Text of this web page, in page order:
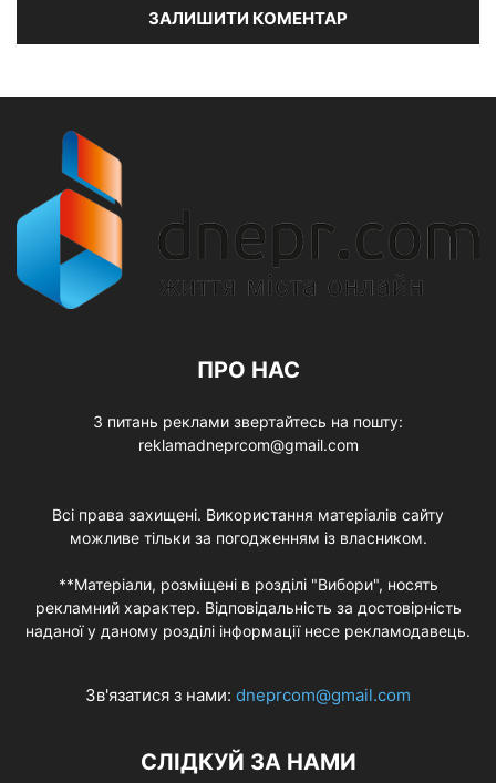
ПРО НАС
З питань реклами звертайтесь на пошту:
reklamadneprcom@gmail.com
Всі права захищені. Використання матеріалів сайту
можливе тільки за погодженням із власником.
**Матеріали, розміщені в розділі "Вибори", носять
рекламний характер. Відповідальність за достовірність
наданої у даному розділі інформації несе рекламодавець.
Зв'язатися з нами: dneprcom@gmail.com
СЛІДКУЙ ЗА НАМИ